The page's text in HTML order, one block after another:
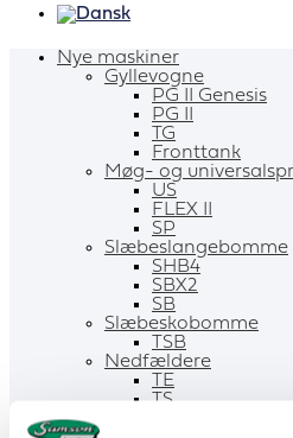
Nye maskiner
Gyllevogne
PG II Genesis
PG II
TG
Fronttank
Møg- og
US
FLEX II
SP
Slæbeslangebomme
SHB4
SBX2
SB
Slæbeskobomme
TSB
Nedfældere
TE
TS